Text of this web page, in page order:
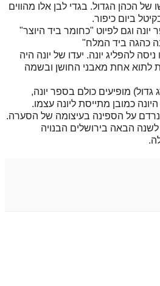
של הכהן הגדול. בגדי לבן אלו מהווים
ביום כיפור.
וגם לפיוט "כחומר ביד היוצר"
כהגה ביד המלח"
להפליג יונה. יעדו של יונה היה
אחת מאבני החושן ובשמה
גדול) מופיעים כולם בספר יונה,
כמובן מתייסת ליונה עצמו.
על הספינה בעיצומה של הסערה.
הבאה בירושלים הבנויה